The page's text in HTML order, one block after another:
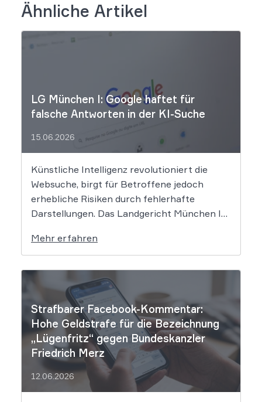
Ähnliche Artikel
LG München I: Google haftet für
falsche Antworten in der KI-Suche
15.06.2026
Künstliche Intelligenz revolutioniert die
Websuche, birgt für Betroffene jedoch
erhebliche Risiken durch fehlerhafte
Darstellungen. Das Landgericht München I
rechtliche Grenzen. Werden durch die
automatisierten KI-Zusammenfassungen
falsche Tatsachen verbreitet, greift die
unmittelbare Haftung des
Suchmaschinenbetreibers. Das Landgericht
München I (LG München I) hat in […]
Mehr erfahren
Strafbarer Facebook-Kommentar:
Hohe Geldstrafe für die Bezeichnung
„Lügenfritz“ gegen Bundeskanzler
Friedrich Merz
12.06.2026